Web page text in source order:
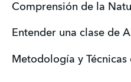
Comprensión de la
Entender una clase de
Metodología y Técnicas